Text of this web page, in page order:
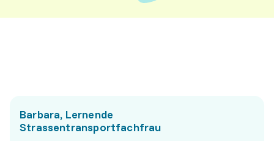
Barbara, Lernende
Strassentransportfachfrau